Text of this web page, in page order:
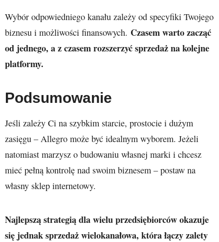
Wybór odpowiedniego kanału zależy od specyfiki Twojego
biznesu i możliwości finansowych. Czasem warto zacząć
od jednego, a z czasem rozszerzyć sprzedaż na kolejne
platformy.
Podsumowanie
Jeśli zależy Ci na szybkim starcie, prostocie i dużym
zasięgu – Allegro może być idealnym wyborem. Jeżeli
natomiast marzysz o budowaniu własnej marki i chcesz
mieć pełną kontrolę nad swoim biznesem – postaw na
własny sklep internetowy.
Najlepszą strategią dla wielu przedsiębiorców okazuje
się jednak sprzedaż wielokanałowa, która łączy zalety